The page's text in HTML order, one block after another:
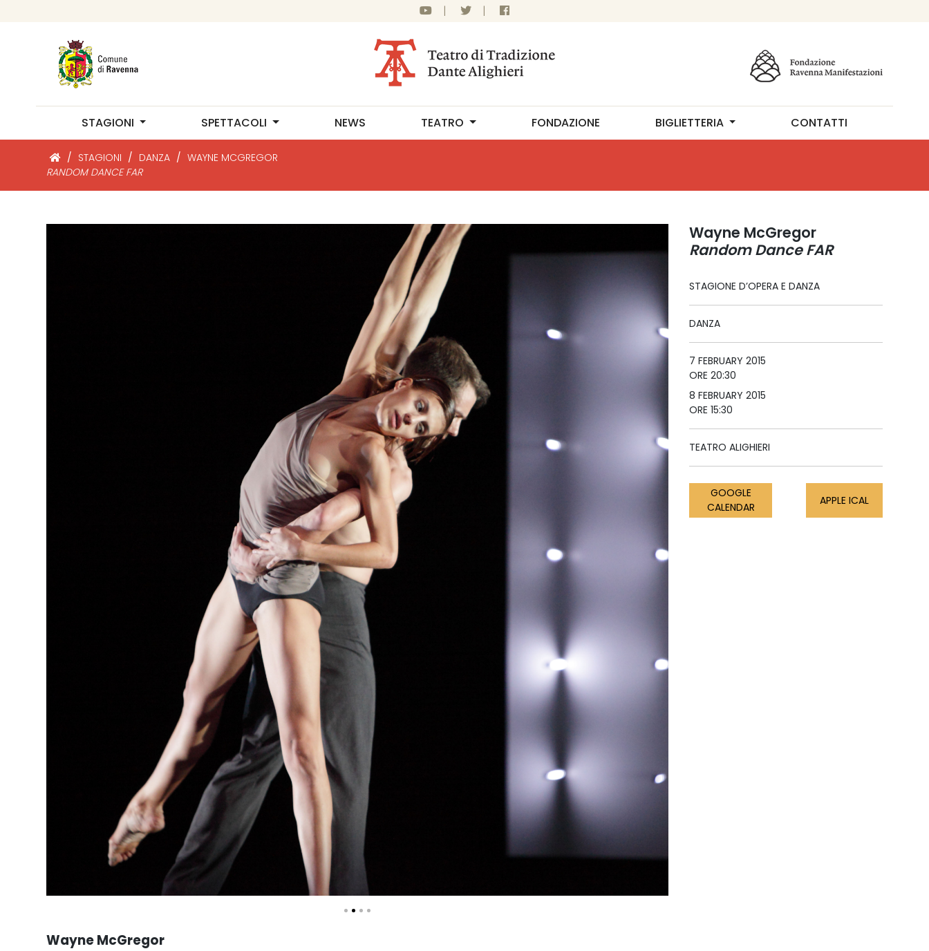
| |
STAGIONI SPETTACOLI NEWS TEATRO FONDAZIONE BIGLIETTERIA CONTATTI
/ STAGIONI / DANZA / WAYNE MCGREGOR
RANDOM DANCE FAR
Wayne McGregor
Wayne McGregor
Random Dance FAR
STAGIONE D’OPERA E DANZA
DANZA
7 FEBRUARY 2015
ORE 20:30
8 FEBRUARY 2015
ORE 15:30
TEATRO ALIGHIERI
GOOGLE
CALENDAR
APPLE ICAL